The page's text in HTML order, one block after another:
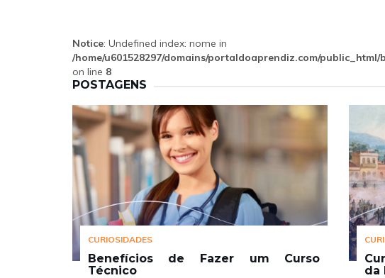
Notice: Undefined index: nome in
/home/u601528297/domains/portaldoaprendiz.com/
on line 8
POSTAGENS
CURIOSIDADES
Benefícios de Fazer um Curso
Técnico
da